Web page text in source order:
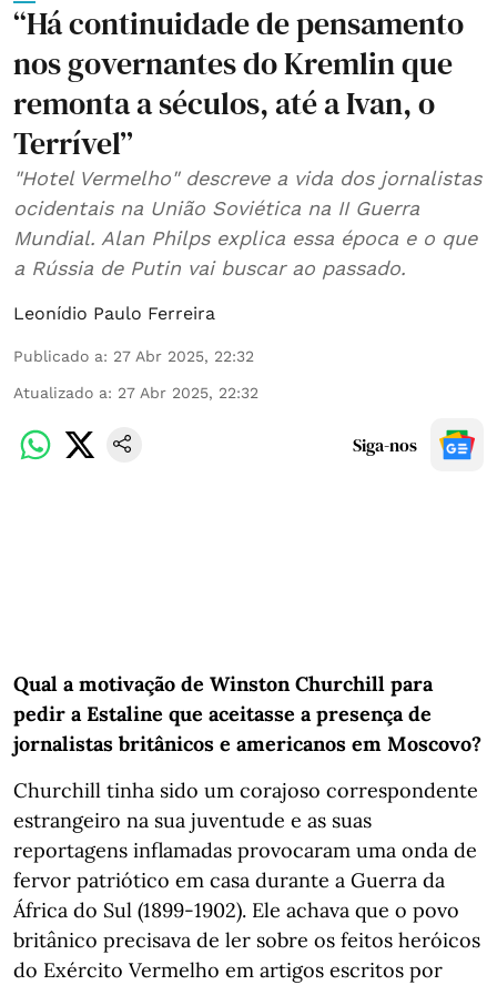
“Há continuidade de pensamento
nos governantes do Kremlin que
remonta a séculos, até a Ivan, o
Terrível”
"Hotel Vermelho" descreve a vida dos jornalistas
ocidentais na União Soviética na II Guerra
Mundial. Alan Philps explica essa época e o que
a Rússia de Putin vai buscar ao passado.
Leonídio Paulo Ferreira
Publicado a: 27 Abr 2025, 22:32
Atualizado a: 27 Abr 2025, 22:32
Siga-nos
Qual a motivação de Winston Churchill para
pedir a Estaline que aceitasse a presença de
jornalistas britânicos e americanos em Moscovo?
Churchill tinha sido um corajoso correspondente
estrangeiro na sua juventude e as suas
reportagens inflamadas provocaram uma onda de
fervor patriótico em casa durante a Guerra da
África do Sul (1899-1902). Ele achava que o povo
britânico precisava de ler sobre os feitos heróicos
do Exército Vermelho em artigos escritos por